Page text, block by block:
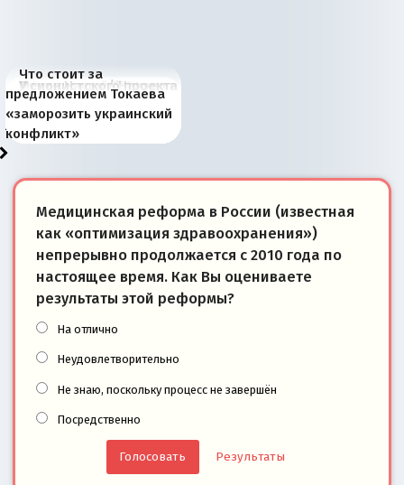
В России назрели
перемены: 15 шагов к
суверенной экономике
Миграционный пожар
Европы
Россия начинает
сбрасывать балласт
Анкориджа
Россия зимой 1904
года: первые уступки во
внутренней политике
Русская нация вчера и
сегодня
Почему правый крах в
Варшаве не поможет её
отношениям с Россией?
Место Науру / Науэро в
современной истории
Южной Осетии
У сионистского проекта
появилось украинское
измерение
Что стоит за
предложением Токаева
«заморозить украинский
конфликт»
Медицинская реформа в России (известная
как «оптимизация здравоохранения»)
непрерывно продолжается с 2010 года по
настоящее время. Как Вы оцениваете
результаты этой реформы?
На отлично
Неудовлетворительно
Не знаю, поскольку процесс не завершён
Посредственно
Результаты